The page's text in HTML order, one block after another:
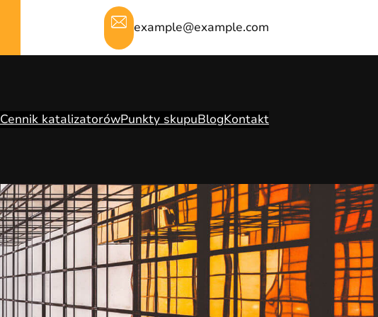
example@example.com
Cennik katalizatorówPunkty skupuBlogKontakt